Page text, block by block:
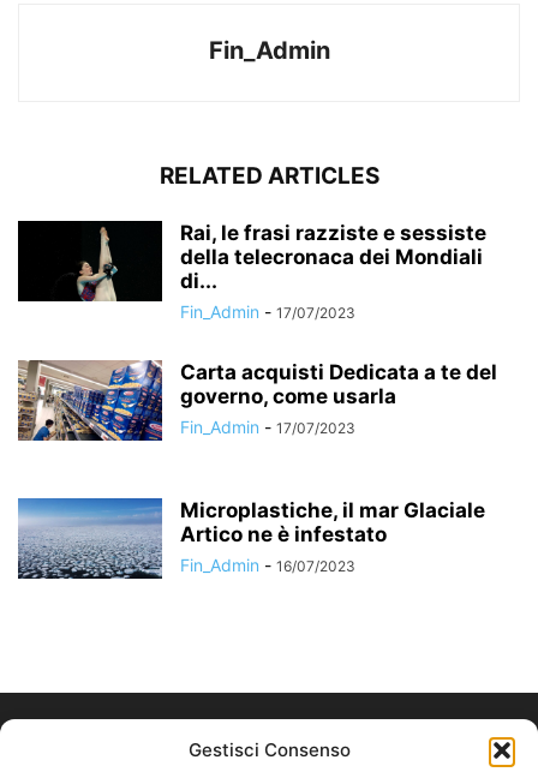
Gestisci Consenso
Fin_Admin
RELATED ARTICLES
Rai, le frasi razziste e sessiste
della telecronaca dei Mondiali
di...
Fin_Admin - 17/07/2023
Carta acquisti Dedicata a te del
governo, come usarla
Fin_Admin - 17/07/2023
Microplastiche, il mar Glaciale
Artico ne è infestato
Fin_Admin - 16/07/2023